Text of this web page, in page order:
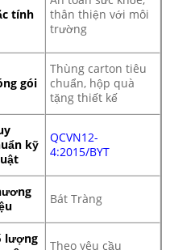
tính
thân thiện với môi
trường
gói
Thùng carton tiêu
chuẩn, hộp quà
tặng thiết kế
kỹ
QCVN12-
4:2015/BYT
Bát Tràng
lượng
Theo yêu cầu